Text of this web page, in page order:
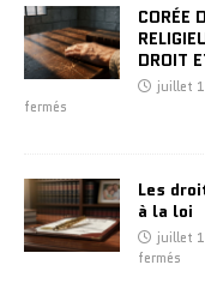
CORÉE
DROIT
juillet
fermés
Les
à la loi
juillet
fermés